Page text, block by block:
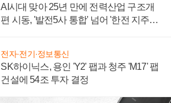
AI시대 맞아 25년 만에 전력산업 구조개
편 시동, '발전5사 통합' 넘어 '한전 지주사'
전자·전기·정보통신
SK하이닉스, 용인 'Y2' 팹과 청주 'M17' 팹
건설에 54조 투자 결정